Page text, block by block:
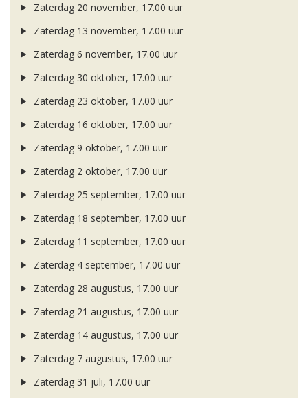
Zaterdag 20 november, 17.00 uur
Zaterdag 13 november, 17.00 uur
Zaterdag 6 november, 17.00 uur
Zaterdag 30 oktober, 17.00 uur
Zaterdag 23 oktober, 17.00 uur
Zaterdag 16 oktober, 17.00 uur
Zaterdag 9 oktober, 17.00 uur
Zaterdag 2 oktober, 17.00 uur
Zaterdag 25 september, 17.00 uur
Zaterdag 18 september, 17.00 uur
Zaterdag 11 september, 17.00 uur
Zaterdag 4 september, 17.00 uur
Zaterdag 28 augustus, 17.00 uur
Zaterdag 21 augustus, 17.00 uur
Zaterdag 14 augustus, 17.00 uur
Zaterdag 7 augustus, 17.00 uur
Zaterdag 31 juli, 17.00 uur